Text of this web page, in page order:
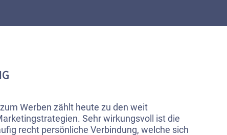
Werben zählt heute zu den weit
Sehr wirkungsvoll ist die
recht persönliche Verbindung, welche sich